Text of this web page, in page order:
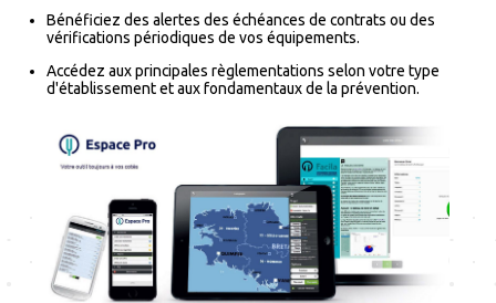
Bénéficiez des alertes des échéances de contrats ou des
vérifications périodiques de vos équipements.
Accédez aux principales règlementations selon votre type
d'établissement et aux fondamentaux de la prévention.